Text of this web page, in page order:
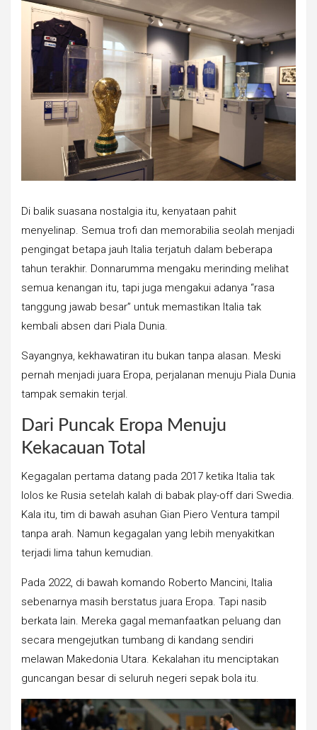
Di balik suasana nostalgia itu, kenyataan pahit
menyelinap. Semua trofi dan memorabilia seolah menjadi
pengingat betapa jauh Italia terjatuh dalam beberapa
tahun terakhir. Donnarumma mengaku merinding melihat
semua kenangan itu, tapi juga mengakui adanya “rasa
tanggung jawab besar” untuk memastikan Italia tak
kembali absen dari Piala Dunia.
Sayangnya, kekhawatiran itu bukan tanpa alasan. Meski
pernah menjadi juara Eropa, perjalanan menuju Piala Dunia
tampak semakin terjal.
Dari Puncak Eropa Menuju
Kekacauan Total
Kegagalan pertama datang pada 2017 ketika Italia tak
lolos ke Rusia setelah kalah di babak play-off dari Swedia.
Kala itu, tim di bawah asuhan Gian Piero Ventura tampil
tanpa arah. Namun kegagalan yang lebih menyakitkan
terjadi lima tahun kemudian.
Pada 2022, di bawah komando Roberto Mancini, Italia
sebenarnya masih berstatus juara Eropa. Tapi nasib
berkata lain. Mereka gagal memanfaatkan peluang dan
secara mengejutkan tumbang di kandang sendiri
melawan Makedonia Utara. Kekalahan itu menciptakan
guncangan besar di seluruh negeri sepak bola itu.